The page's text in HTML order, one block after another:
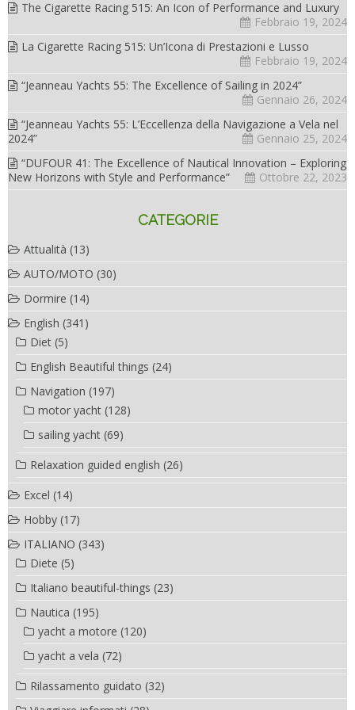
The Cigarette Racing 515: An Icon of Performance and Luxury
Febbraio 19, 2024
La Cigarette Racing 515: Un’Icona di Prestazioni e Lusso
Febbraio 19, 2024
“Jeanneau Yachts 55: The Excellence of Sailing in 2024”
Gennaio 26, 2024
“Jeanneau Yachts 55: L’Eccellenza della Navigazione a Vela nel
2024”
Gennaio 25, 2024
“DUFOUR 41: The Excellence of Nautical Innovation – Exploring
New Horizons with Style and Performance”
Ottobre 22, 2023
CATEGORIE
Attualità (13)
AUTO/MOTO (30)
Dormire (14)
English (341)
Diet (5)
English Beautiful things (24)
Navigation (197)
motor yacht (128)
sailing yacht (69)
Relaxation guided english (26)
Excel (14)
Hobby (17)
ITALIANO (343)
Diete (5)
Italiano beautiful-things (23)
Nautica (195)
yacht a motore (120)
yacht a vela (72)
Rilassamento guidato (32)